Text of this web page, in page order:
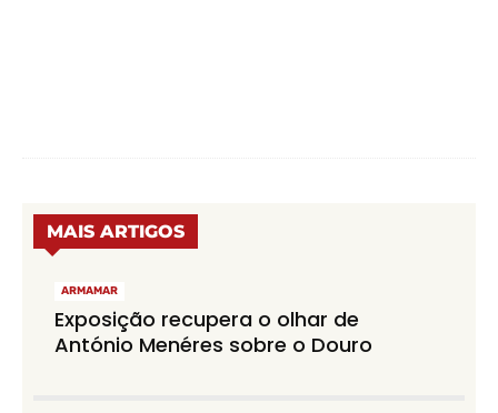
MAIS ARTIGOS
ARMAMAR
Exposição recupera o olhar de
António Menéres sobre o Douro